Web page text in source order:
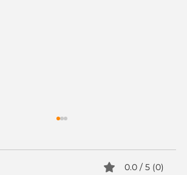
0.0 / 5 (0)